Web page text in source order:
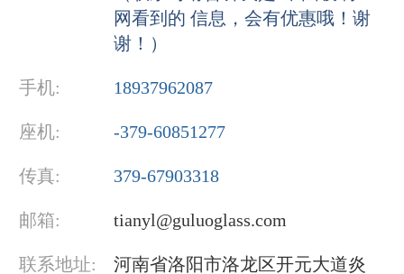
网看到的 信息，会有优惠哦！谢
谢！）
手机: 18937962087
座机: -379-60851277
传真: 379-67903318
邮箱: tianyl@guluoglass.com
联系地址:
河南省洛阳市洛龙区开元大道炎